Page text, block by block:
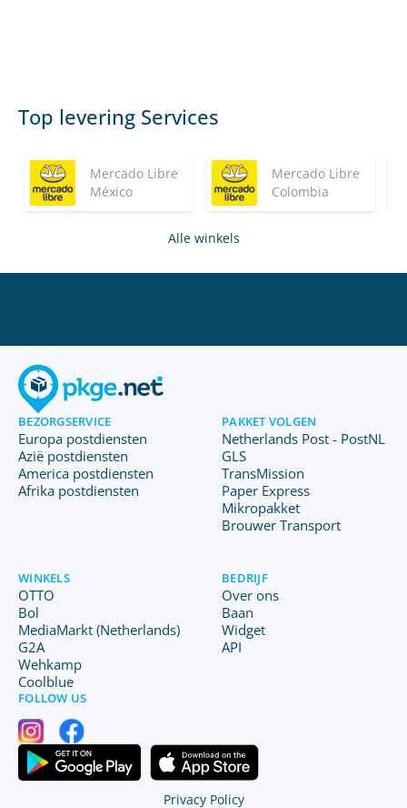
Top levering Services
Mercado Libre
México
Mercado Libre
Colombia
Alle winkels
BEZORGSERVICE
Europa postdiensten
Azië postdiensten
America postdiensten
Afrika postdiensten
PAKKET VOLGEN
Netherlands Post - PostNL
GLS
TransMission
Paper Express
Mikropakket
Brouwer Transport
WINKELS
OTTO
Bol
MediaMarkt (Netherlands)
G2A
Wehkamp
Coolblue
BEDRIJF
Over ons
Baan
Widget
API
FOLLOW US
Privacy Policy